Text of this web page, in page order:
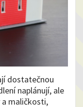
dostatečnou
naplánují, ale
maličkosti,